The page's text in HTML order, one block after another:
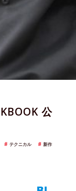
公
テクニカル 新作